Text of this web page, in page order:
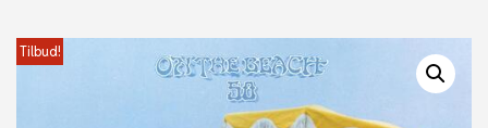
Tilbud!